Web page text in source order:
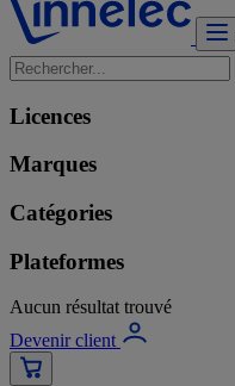
Licences
Marques
Catégories
Plateformes
Aucun résultat trouvé
Devenir client